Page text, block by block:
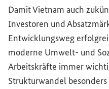
Damit Vietnam auch
Investoren und
Entwicklungsweg
moderne Umwelt- und
Arbeitskräfte immer
Strukturwandel